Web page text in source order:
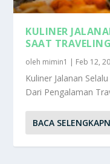
KULINER
SAAT TRAVELING
oleh mimin1 | Feb 12,
Kuliner Jalanan
Dari Pengalaman
BACA